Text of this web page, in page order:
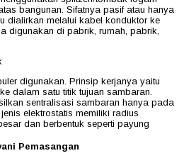
bangunan. Sifatnya pasif atau hanya
dialirkan melalui kabel konduktor ke
digunakan di pabrik, rumah, pabrik,
digunakan. Prinsip kerjanya yaitu
dalam satu titik tujuan sambaran.
sentralisasi sambaran hanya pada
elektrostatis memiliki radius
dan berbentuk seperti payung
Pemasangan